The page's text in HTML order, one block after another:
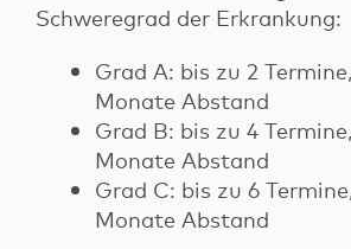
Schweregrad der Erkrankung:
Grad A: bis zu 2
Monate Abstand
Grad B: bis zu 4
Monate Abstand
Grad C: bis zu 6
Monate Abstand